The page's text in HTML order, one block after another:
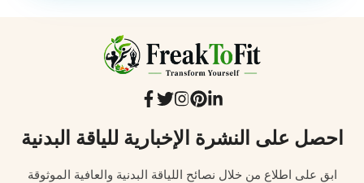
احصل على النشرة الإخبارية للياقة البدنية
ابق على اطلاع من خلال نصائح اللياقة البدنية والعافية الموثوقة